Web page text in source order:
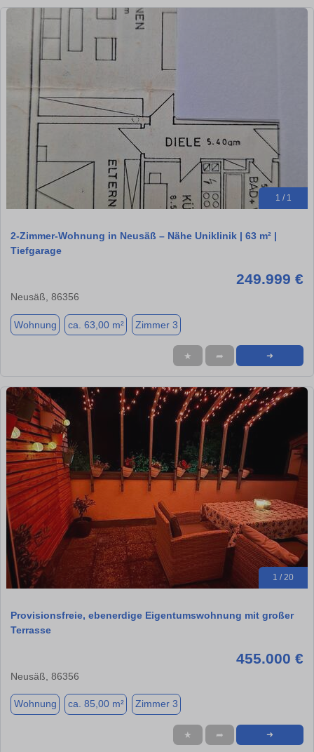
1 / 1
2‑Zimmer‑Wohnung in Neusäß – Nähe Uniklinik | 63 m² |
Tiefgarage
249.999 €
Neusäß, 86356
Wohnung ca. 63,00 m² Zimmer 3
★ ➦ ➜
1 / 20
Provisionsfreie, ebenerdige Eigentumswohnung mit großer
Terrasse
455.000 €
Neusäß, 86356
Wohnung ca. 85,00 m² Zimmer 3
★ ➦ ➜